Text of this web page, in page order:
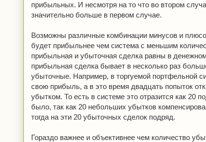
прибыльных. И несмотря на то что во втором
значительно больше в первом случае.
Возможны различные комбинации минусов и
будет прибыльнее чем система с меньшим
прибыльная и убыточная сделка равны в
прибыльная сделка бывает в несколько раз
убыточные. Например, в торгуемой портфельной
свою прибыль, а в это время двадцать попыток
убытком. То есть в системе это отразится как 20
было, так как 20 небольших убытков
тогда на эти 20 убыточных сделок подряд.
Гораздо важнее и объективнее чем количество